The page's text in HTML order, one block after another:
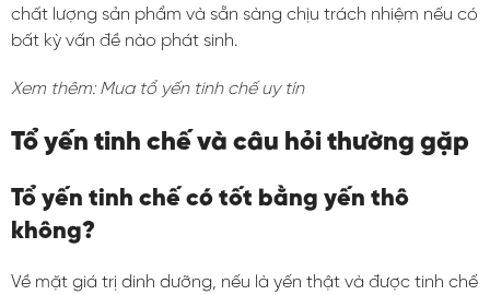
chất lượng sản phẩm và sẵn sàng chịu trách nhiệm nếu có
bất kỳ vấn đề nào phát sinh.
Xem thêm: Mua tổ yến tinh chế uy tín
Tổ yến tinh chế và câu hỏi thường gặp
Tổ yến tinh chế có tốt bằng yến thô
không?
Về mặt giá trị dinh dưỡng, nếu là yến thật và được tinh chế